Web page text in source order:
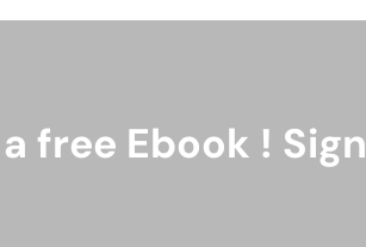
free Ebook ! Sign